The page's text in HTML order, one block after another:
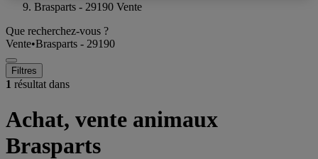
Brasparts - 29190 Vente
Que recherchez-vous ?
Vente•Brasparts - 29190
Filtres
1 résultat dans
Achat, vente animaux
Brasparts